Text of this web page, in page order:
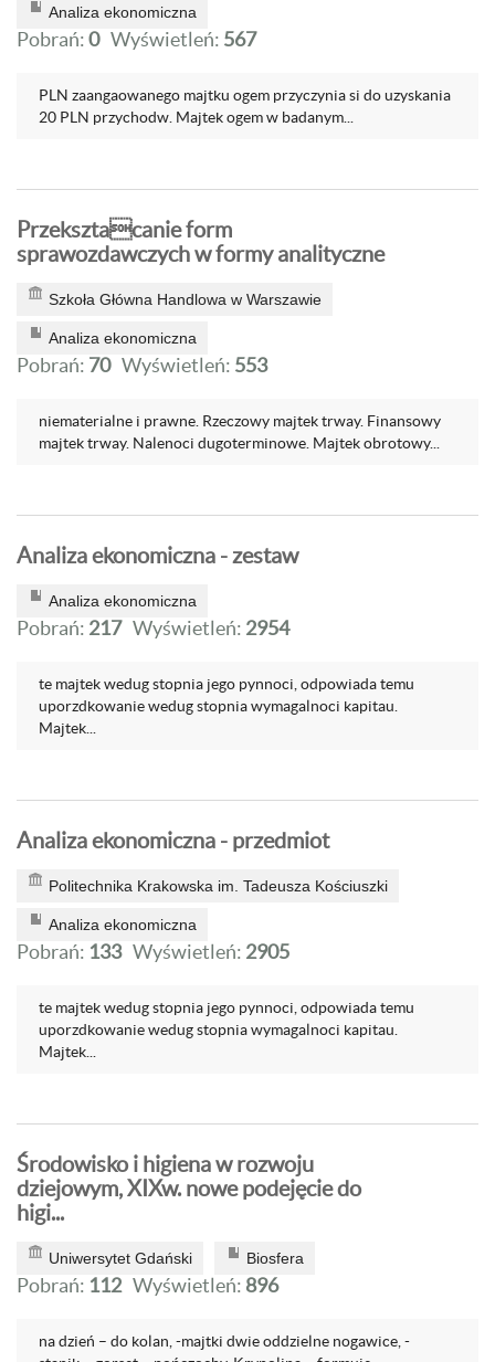
Analiza ekonomiczna
Pobrań:0 Wyświetleń: 567
PLN zaangaowanego majtku ogem przyczynia si do uzyskania
20 PLN przychodw. Majtek ogem w badanym...
Przeksztacanie form
sprawozdawczych w formy analityczne
Szkoła Główna Handlowa w Warszawie
Analiza ekonomiczna
Pobrań: 70 Wyświetleń: 553
niematerialne i prawne. Rzeczowy majtek trway. Finansowy
majtek trway. Nalenoci dugoterminowe. Majtek obrotowy...
Analiza ekonomiczna - zestaw
Analiza ekonomiczna
Pobrań: 217 Wyświetleń: 2954
te majtek wedug stopnia jego pynnoci, odpowiada temu
uporzdkowanie wedug stopnia wymagalnoci kapitau.
Majtek...
Analiza ekonomiczna - przedmiot
Politechnika Krakowska im. Tadeusza Kościuszki
Analiza ekonomiczna
Pobrań: 133 Wyświetleń: 2905
te majtek wedug stopnia jego pynnoci, odpowiada temu
uporzdkowanie wedug stopnia wymagalnoci kapitau.
Majtek...
Środowisko i higiena w rozwoju
dziejowym, XIXw. nowe podejęcie do
higi...
Uniwersytet Gdański Biosfera
Pobrań: 112 Wyświetleń: 896
na dzień – do kolan, -majtki dwie oddzielne nogawice, -